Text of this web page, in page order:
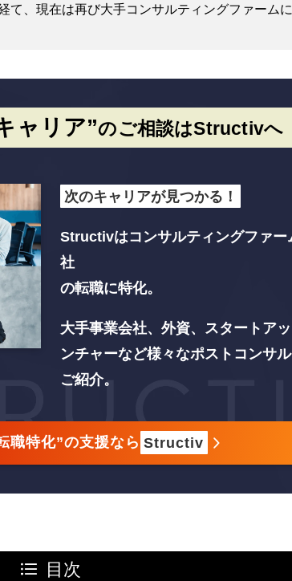
、現在は再び大手コンサルティングファームに
ャリア”のご相談はStructivへ
次のキャリアが見つかる！
Structivはコンサルティングファ
社
の転職に特化。
大手事業会社、外資、スタートア
ンチャーなど様々なポストコンサ
ご紹介。
職特化”の支援なら Structiv
目次